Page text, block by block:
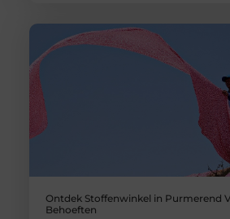
Ontdek Stoffenwinkel in Purmerend
Behoeften